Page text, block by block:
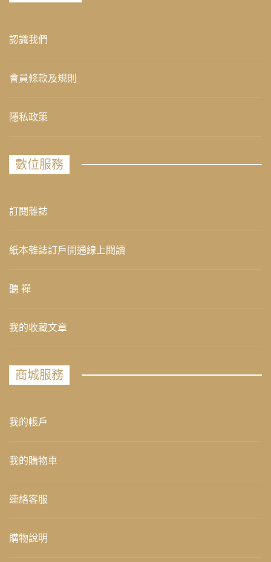
認識我們
會員條款及規則
隱私政策
數位服務
訂閱雜誌
紙本雜誌訂戶開通線上閱讀
聽 禪
我的收藏文章
商城服務
我的帳戶
我的購物車
連絡客服
購物說明